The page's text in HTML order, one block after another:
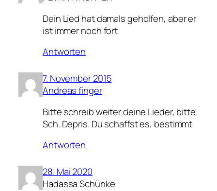
Dein Lied hat damals geholfen, aber er
ist immer noch fort
Antworten
7. November 2015
Andreas finger
Bitte schreib weiter deine Lieder, bitte.
Sch. Depris. Du schaffst es, bestimmt
Antworten
28. Mai 2020
Hadassa Schünke